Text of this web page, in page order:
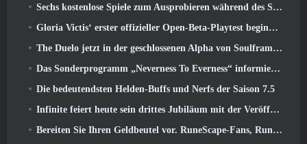
Sechs kostenlose Spiele zum Ausprobieren während des Steam Medieval Fest
Gloria Victis‘ erster offizieller Open-Beta-Playtest beginnt heute
The Duelo jetzt in der geschlossenen Alpha von Soulframe verfügbar
Das Sonderprogramm „Neverness To Everness“ informiert Spieler darüber, was sie bei der Veröffentlichung erwartet
Die bedeutendsten Helden-Buffs und Nerfs der Saison 7.5
Infinite feiert heute sein drittes Jubiläum mit der Veröffentlichung von SS12 Lunaria
Bereiten Sie Ihren Geldbeutel vor. RuneScape-Fans, RuneFest-Tickets stehen kurz vor dem Verkauf